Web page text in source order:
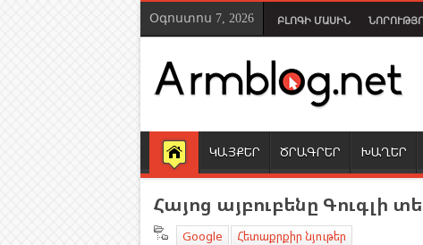
Օգոստոս 7, 2026 ԲԼՈԳԻ ՄԱՍԻՆ
ԿԱՅՔԵՐ ԾՐԱԳՐԵՐ ԽԱՂԵՐ
Հայոց այբուբենը Գուգլի
Google Հետաքրքիր նյութեր